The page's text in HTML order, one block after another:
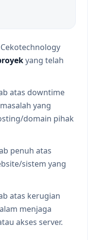
yang telah
atas downtime
yang
domain pihak
penuh atas
sistem yang
atas kerugian
menjaga
akses server.